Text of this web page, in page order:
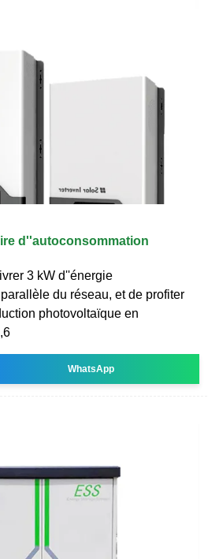
d''autoconsommation
3 kW d''énergie
du réseau, et de profiter
photovoltaïque en
WhatsApp